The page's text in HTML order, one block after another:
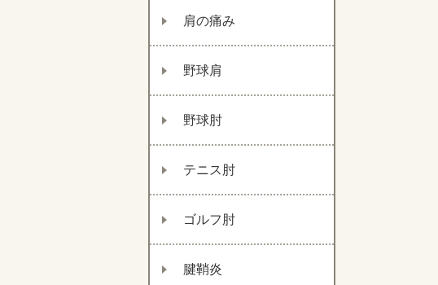
肩の痛み
野球肩
野球肘
テニス肘
ゴルフ肘
腱鞘炎